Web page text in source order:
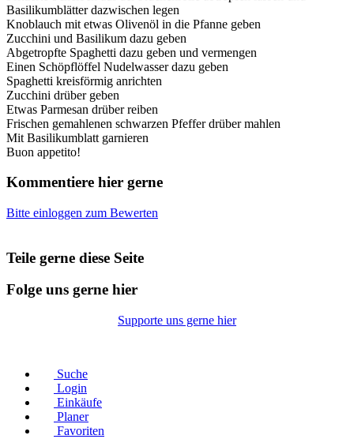
Basilikumblätter dazwischen legen
Knoblauch mit etwas Olivenöl in die Pfanne geben
Zucchini und Basilikum dazu geben
Abgetropfte Spaghetti dazu geben und vermengen
Einen Schöpflöffel Nudelwasser dazu geben
Spaghetti kreisförmig anrichten
Zucchini drüber geben
Etwas Parmesan drüber reiben
Frischen gemahlenen schwarzen Pfeffer drüber mahlen
Mit Basilikumblatt garnieren
Buon appetito!
Kommentiere hier gerne
Bitte einloggen zum Bewerten
Teile gerne diese Seite
Folge uns gerne hier
Supporte uns gerne hier
Suche
Login
Einkäufe
Planer
Favoriten